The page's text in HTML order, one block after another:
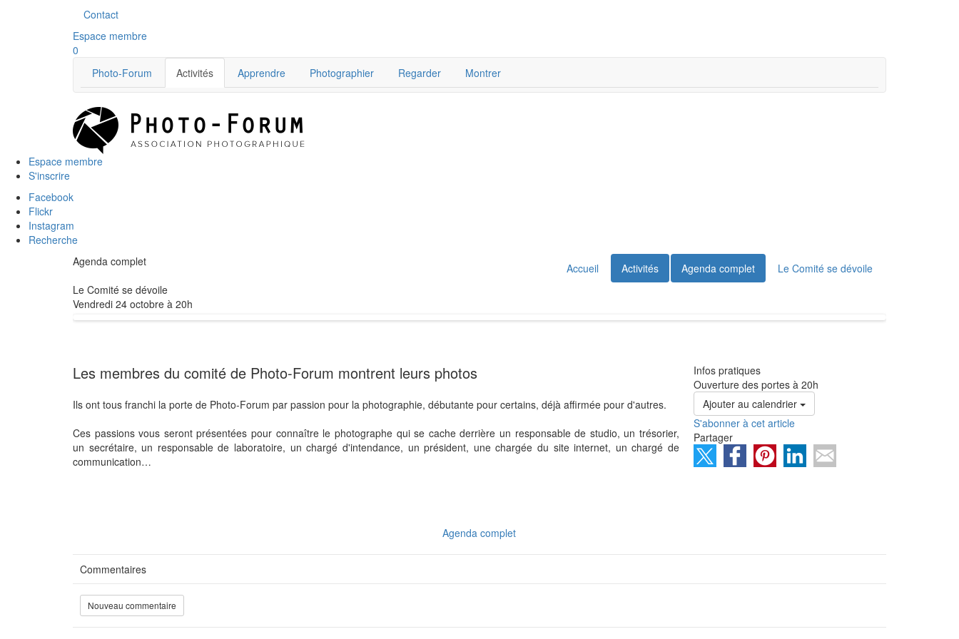
Contact
Espace membre
0
Photo-Forum
Activités Apprendre Photographier Regarder Montrer
Espace membre
S'inscrire
Facebook
Flickr
Instagram
Recherche
Accueil
Activités Agenda complet Le Comité se dévoile
Agenda complet
Le Comité se dévoile
Vendredi 24 octobre à 20h
Les membres du comité de Photo-Forum montrent leurs photos
Ils ont tous franchi la porte de Photo-Forum par passion pour la photographie, débutante pour certains, déjà affirmée pour d'autres.
Ces passions vous seront présentées pour connaître le photographe qui se cache derrière un responsable de studio, un trésorier,
un secrétaire, un responsable de laboratoire, un chargé d'intendance, un président, une chargée du site internet, un chargé de
communication…
Infos pratiques
Ouverture des portes à 20h
Ajouter au calendrier
S'abonner à cet article
Partager
Partager sur Twitter
Partager sur Facebook
Partager sur Pinterest
Partager sur LinkedIn
Partager par email
Agenda complet
Commentaires
Nouveau commentaire